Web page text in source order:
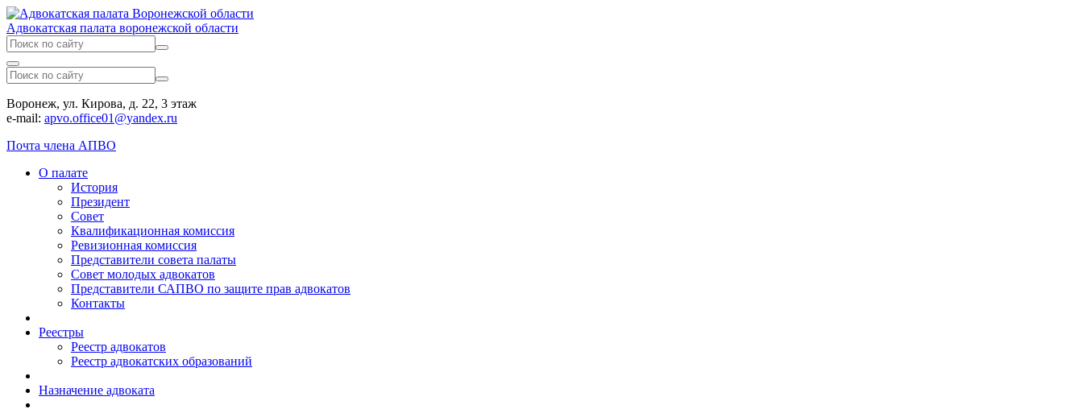
Адвокатская палата воронежской области
Воронеж, ул. Кирова, д. 22, 3 этаж
e-mail: apvo.office01@yandex.ru
Почта члена АПВО
О палате
История
Президент
Совет
Квалификационная комиссия
Ревизионная комиссия
Представители совета палаты
Совет молодых адвокатов
Представители САПВО по защите прав адвокатов
Контакты
Реестры
Реестр адвокатов
Реестр адвокатских образований
Назначение адвоката